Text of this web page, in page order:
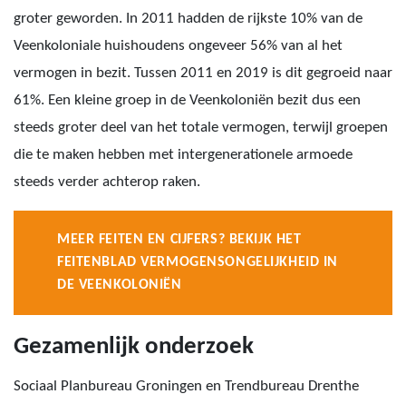
groter geworden. In 2011 hadden de rijkste 10% van de
Veenkoloniale huishoudens ongeveer 56% van al het
vermogen in bezit. Tussen 2011 en 2019 is dit gegroeid naar
61%. Een kleine groep in de Veenkoloniën bezit dus een
steeds groter deel van het totale vermogen, terwijl groepen
die te maken hebben met intergenerationele armoede
steeds verder achterop raken.
MEER FEITEN EN CIJFERS? BEKIJK HET
FEITENBLAD VERMOGENSONGELIJKHEID IN
DE VEENKOLONIËN
Gezamenlijk onderzoek
Sociaal Planbureau Groningen en Trendbureau Drenthe